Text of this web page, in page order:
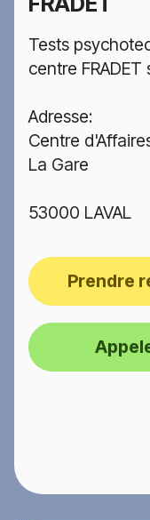
Tests
centre
Adresse:
Centre
La Gare
53000 LAVAL
Prendre